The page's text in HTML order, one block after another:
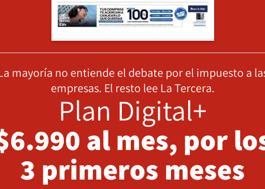
mayoría no entiende el debate por el impuesto a
empresas. El resto lee La Tercera.
Plan Digital+
al mes, por
3 primeros meses